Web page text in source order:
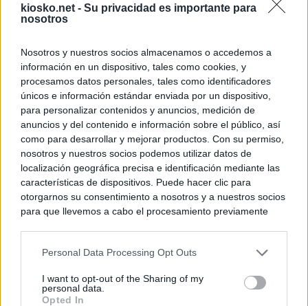
kiosko.net - Su privacidad es importante para
nosotros
Nosotros y nuestros socios almacenamos o accedemos a
información en un dispositivo, tales como cookies, y
procesamos datos personales, tales como identificadores
únicos e información estándar enviada por un dispositivo,
para personalizar contenidos y anuncios, medición de
anuncios y del contenido e información sobre el público, así
como para desarrollar y mejorar productos. Con su permiso,
nosotros y nuestros socios podemos utilizar datos de
localización geográfica precisa e identificación mediante las
características de dispositivos. Puede hacer clic para
otorgarnos su consentimiento a nosotros y a nuestros socios
para que llevemos a cabo el procesamiento previamente
negar su consentimiento. Tenga en cuenta que algún
de su consentimiento, pero usted tiene el derecho de
rechazar tal procesamiento. Sus preferencias se aplicarán
Personal Data Processing Opt Outs
I want to opt-out of the Sharing of my
personal data.
Opted In